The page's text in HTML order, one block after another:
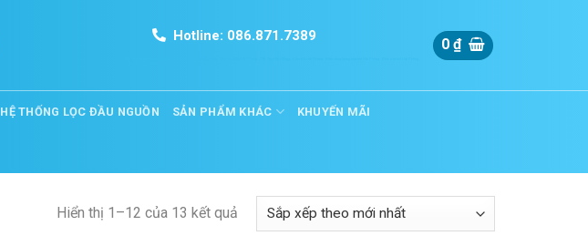
Hotline: 086.871.7389 0₫
HỆ THỐNG LỌC ĐẦU NGUỒN SẢN PHẨM KHÁC KHUYẾN MÃI
Hiển thị 1–12 của 13 kết quả